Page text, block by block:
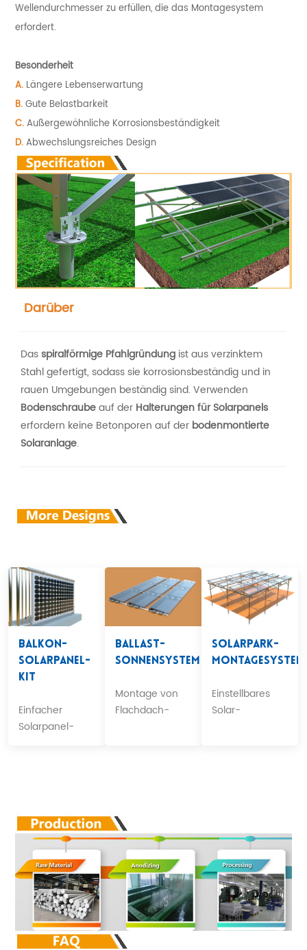
Wellendurchmesser zu erfüllen, die das Montagesystem
erfordert.
Besonderheit
A. Längere Lebenserwartung
B.Gute Belastbarkeit
C.Außergewöhnliche Korrosionsbeständigkeit
D.Abwechslungsreiches Design
Darüber
Das spiralförmige Pfahlgründung ist aus verzinktem
Stahl gefertigt, sodass sie korrosionsbeständig und in
rauen Umgebungen beständig sind. Verwenden
Bodenschraubeauf der Halterungen für Solarpanels
erfordern keine Betonporen auf der bodenmontierte
Solaranlage.
Balkon-
Solarpanel-
Kit
Einfacher
Solarpanel-
Ballast-
Sonnensystem
Montage von
Flachdach-
Solarpark-
Montagesystem
Einstellbares
Solar-